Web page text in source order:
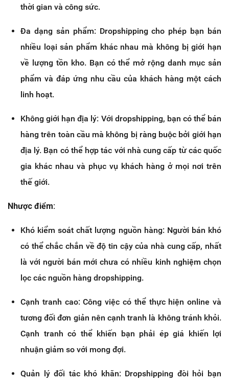
thời gian và công sức.
Đa dạng sản phẩm: Dropshipping cho phép bạn bán
nhiều loại sản phẩm khác nhau mà không bị giới hạn
về lượng tồn kho. Bạn có thể mở rộng danh mục sản
phẩm và đáp ứng nhu cầu của khách hàng một cách
linh hoạt.
Không giới hạn địa lý: Với dropshipping, bạn có thể bán
hàng trên toàn cầu mà không bị ràng buộc bởi giới hạn
địa lý. Bạn có thể hợp tác với nhà cung cấp từ các quốc
gia khác nhau và phục vụ khách hàng ở mọi nơi trên
thế giới.
Nhược điểm:
Khó kiểm soát chất lượng nguồn hàng: Người bán khó
có thể chắc chắn về độ tin cậy của nhà cung cấp, nhất
là với người bán mới chưa có nhiều kinh nghiệm chọn
lọc các nguồn hàng dropshipping.
Cạnh tranh cao: Công việc có thể thực hiện online và
tương đối đơn giản nên cạnh tranh là không tránh khỏi.
Cạnh tranh có thể khiến bạn phải ép giá khiến lợi
nhuận giảm so với mong đợi.
Quản lý đối tác khó khăn: Dropshipping đòi hỏi bạn